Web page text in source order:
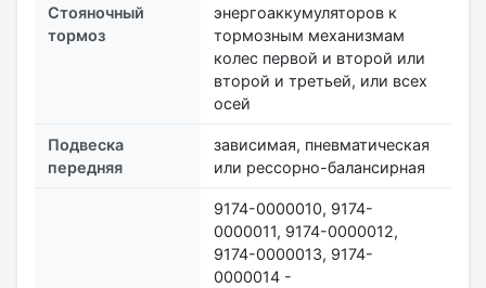
Стояночный
тормоз
энергоаккумуляторов к
тормозным механизмам
колес первой и второй или
второй и третьей, или всех
осей
Подвеска
передняя
зависимая, пневматическая
или рессорно-балансирная
9174-0000010, 9174-
0000011, 9174-0000012,
9174-0000013, 9174-
0000014 -